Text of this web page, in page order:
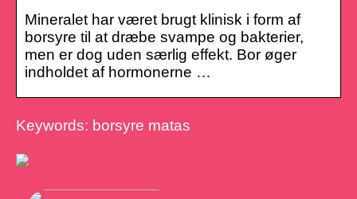
Mineralet har været brugt klinisk i form af
borsyre til at dræbe svampe og bakterier,
men er dog uden særlig effekt. Bor øger
indholdet af hormonerne …
Keywords: borsyre matas